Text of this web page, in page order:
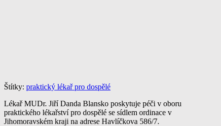
Štítky: praktický lékař pro dospělé
Lékař MUDr. Jiří Danda Blansko poskytuje péči v oboru
praktického lékařství pro dospělé se sídlem ordinace v
Jihomoravském kraji na adrese Havlíčkova 586/7.